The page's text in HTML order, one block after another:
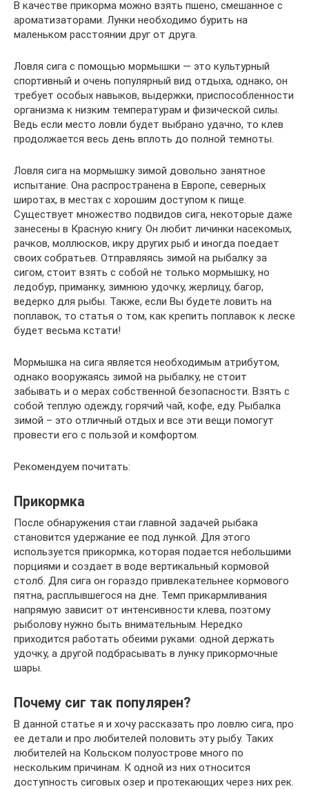
В качестве прикорма можно взять пшено, смешанное с
ароматизаторами. Лунки необходимо бурить на
маленьком расстоянии друг от друга.
Ловля сига с помощью мормышки — это культурный
спортивный и очень популярный вид отдыха, однако, он
требует особых навыков, выдержки, приспособленности
организма к низким температурам и физической силы.
Ведь если место ловли будет выбрано удачно, то клев
продолжается весь день вплоть до полной темноты.
Ловля сига на мормышку зимой довольно занятное
испытание. Она распространена в Европе, северных
широтах, в местах с хорошим доступом к пище.
Существует множество подвидов сига, некоторые даже
занесены в Красную книгу. Он любит личинки насекомых,
рачков, моллюсков, икру других рыб и иногда поедает
своих собратьев. Отправляясь зимой на рыбалку за
сигом, стоит взять с собой не только мормышку, но
ледобур, приманку, зимнюю удочку, жерлицу, багор,
ведерко для рыбы. Также, если Вы будете ловить на
поплавок, то статья о том, как крепить поплавок к леске
будет весьма кстати!
Мормышка на сига является необходимым атрибутом,
однако вооружаясь зимой на рыбалку, не стоит
забывать и о мерах собственной безопасности. Взять с
собой теплую одежду, горячий чай, кофе, еду. Рыбалка
зимой – это отличный отдых и все эти вещи помогут
провести его с пользой и комфортом.
Рекомендуем почитать:
Прикормка
После обнаружения стаи главной задачей рыбака
становится удержание ее под лункой. Для этого
используется прикормка, которая подается небольшими
порциями и создает в воде вертикальный кормовой
столб. Для сига он гораздо привлекательнее кормового
пятна, расплывшегося на дне. Темп прикармливания
напрямую зависит от интенсивности клева, поэтому
рыболову нужно быть внимательным. Нередко
приходится работать обеими руками: одной держать
удочку, а другой подбрасывать в лунку прикормочные
шары.
Почему сиг так популярен?
В данной статье я и хочу рассказать про ловлю сига, про
ее детали и про любителей половить эту рыбу. Таких
любителей на Кольском полуострове много по
нескольким причинам. К одной из них относится
доступность сиговых озер и протекающих через них рек.